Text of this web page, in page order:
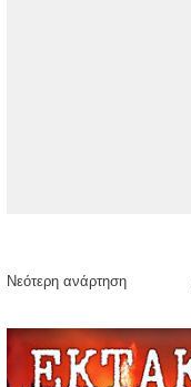
Νεότερη ανάρτηση